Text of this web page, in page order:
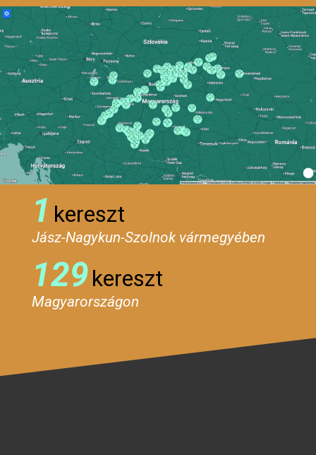
1 kereszt
Jász-Nagykun-Szolnok vármegyében
129kereszt
Magyarországon